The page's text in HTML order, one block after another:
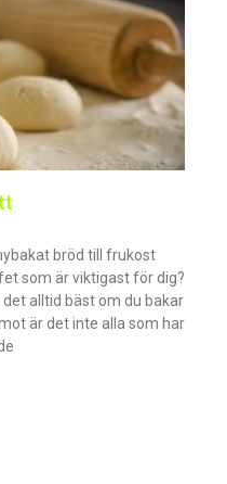
bröd till frukost
som är viktigast för dig?
alltid bäst om du bakar
är det inte alla som har